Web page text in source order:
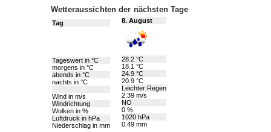
Wetteraussichten der nächsten Tage
Tag
Tageswert in °C
morgens in °C
abends in °C
nachts in °C
Wind in m/s
Windrichtung
Wolken in %
Luftdruck in hPa
Niederschlag in mm
8. August
28.2 °C
18.1 °C
24.9 °C
20.9 °C
Leichter Regen
2.39 m/s
NO
0 %
1020 hPa
0.49 mm